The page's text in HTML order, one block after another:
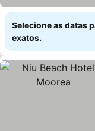
Selecione as datas
exatos.